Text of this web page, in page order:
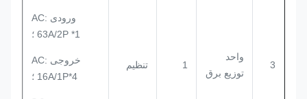
3
واحد
توزیع برق
1 تنظیم
ورودی AC:
63A/2P *1 ؛
خروجی AC:
16A/1P*4 ؛